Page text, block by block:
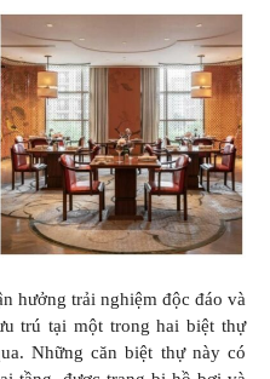
hưởng trải nghiệm độc đáo và
trú tại một trong hai biệt thự
Những căn biệt thự này có